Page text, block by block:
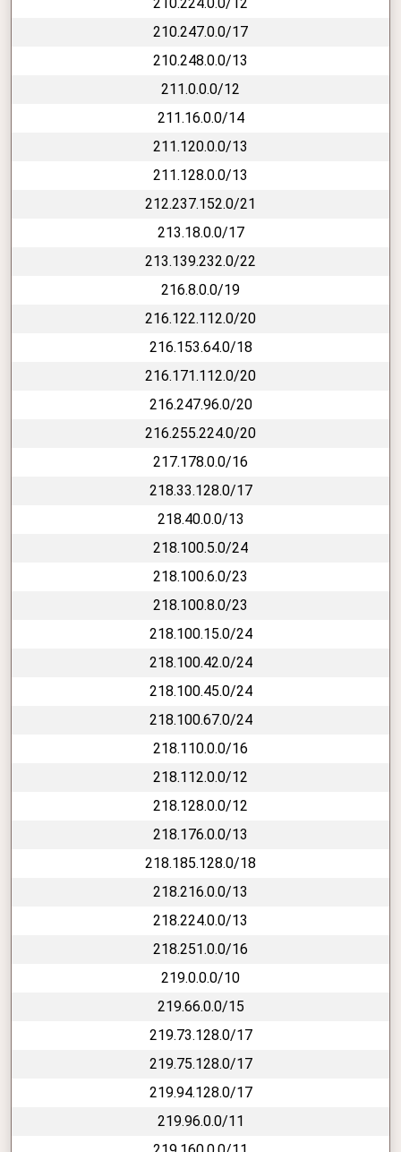
210.247.0.0/17
210.248.0.0/13
211.0.0.0/12
211.16.0.0/14
211.120.0.0/13
211.128.0.0/13
212.237.152.0/21
213.18.0.0/17
213.139.232.0/22
216.8.0.0/19
216.122.112.0/20
216.153.64.0/18
216.171.112.0/20
216.247.96.0/20
216.255.224.0/20
217.178.0.0/16
218.33.128.0/17
218.40.0.0/13
218.100.5.0/24
218.100.6.0/23
218.100.8.0/23
218.100.15.0/24
218.100.42.0/24
218.100.45.0/24
218.100.67.0/24
218.110.0.0/16
218.112.0.0/12
218.128.0.0/12
218.176.0.0/13
218.185.128.0/18
218.216.0.0/13
218.224.0.0/13
218.251.0.0/16
219.0.0.0/10
219.66.0.0/15
219.73.128.0/17
219.75.128.0/17
219.94.128.0/17
219.96.0.0/11